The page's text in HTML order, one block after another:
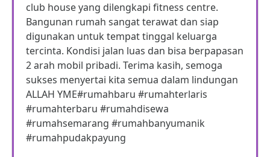
club house yang dilengkapi fitness centre.
Bangunan rumah sangat terawat dan siap
digunakan untuk tempat tinggal keluarga
tercinta. Kondisi jalan luas dan bisa berpapasan
2 arah mobil pribadi. Terima kasih, semoga
sukses menyertai kita semua dalam lindungan
ALLAH YME#rumahbaru #rumahterlaris
#rumahterbaru #rumahdisewa
#rumahsemarang #rumahbanyumanik
#rumahpudakpayung